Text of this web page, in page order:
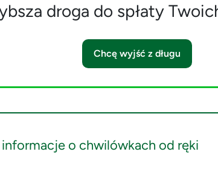
droga do spłaty
Chcę wyjść z długu
o chwilówkach od ręki